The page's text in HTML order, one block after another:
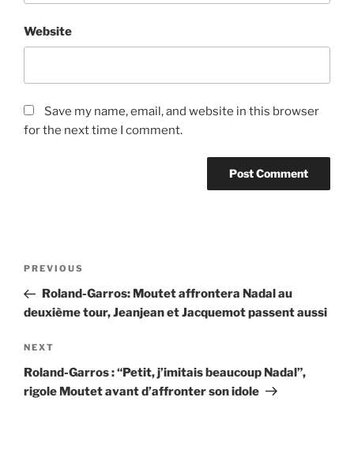
Website
Save my name, email, and website in this browser
for the next time I comment.
Previous
Post
PREVIOUS
Roland-Garros: Moutet affrontera Nadal au
deuxième tour, Jeanjean et Jacquemot passent aussi
Next
Post
NEXT
Roland-Garros : “Petit, j’imitais beaucoup Nadal”,
rigole Moutet avant d’affronter son idole